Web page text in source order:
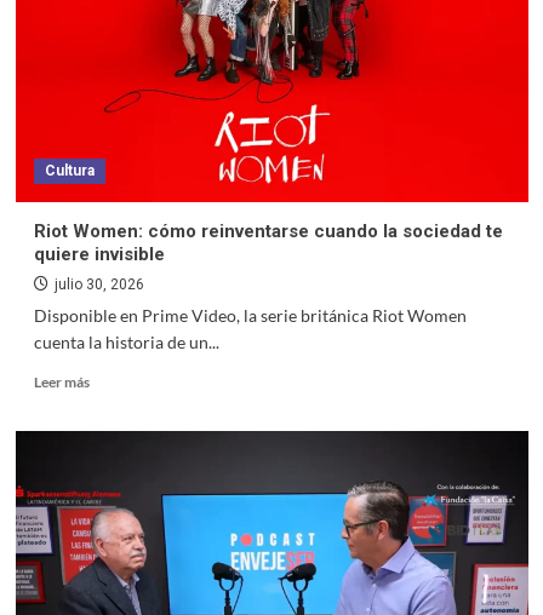
Cultura
Riot Women: cómo reinventarse cuando la sociedad te
quiere invisible
julio 30, 2026
Disponible en Prime Video, la serie británica Riot Women
cuenta la historia de un...
Leer más